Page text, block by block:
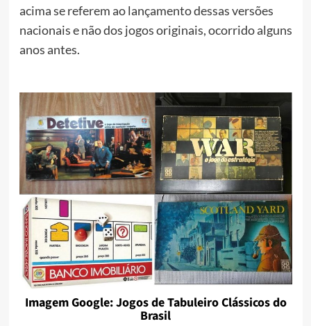
acima se referem ao lançamento dessas versões
nacionais e não dos jogos originais, ocorrido alguns
anos antes.
Imagem Google: Jogos de Tabuleiro Clássicos do
Brasil